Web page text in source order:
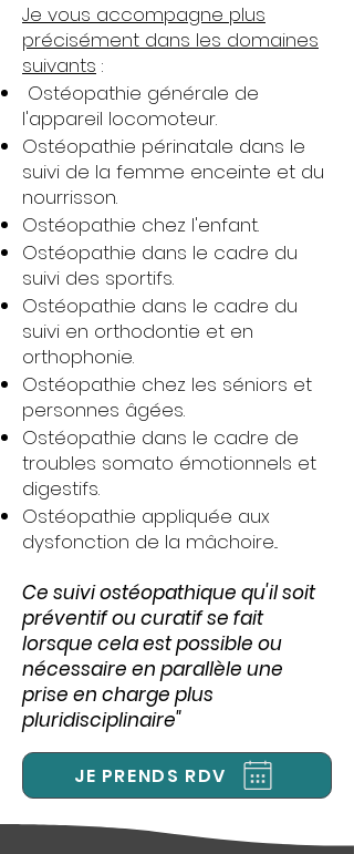
Je vous accompagne plus
précisément dans les domaines
suivants :
Ostéopathie générale de
l'appareil locomoteur.
Ostéopathie périnatale dans le
suivi de la femme enceinte et du
nourrisson.
Ostéopathie chez l'enfant.
Ostéopathie dans le cadre du
suivi des sportifs.
Ostéopathie dans le cadre du
suivi en orthodontie et en
orthophonie.
Ostéopathie chez les séniors et
personnes âgées.
Ostéopathie dans le cadre de
troubles somato émotionnels et
digestifs.
Ostéopathie appliquée aux
dysfonction de la mâchoire...
Ce suivi ostéopathique qu'il soit
préventif ou curatif se fait
lorsque cela est possible ou
nécessaire en parallèle une
prise en charge plus
pluridisciplinaire"
JE PRENDS RDV